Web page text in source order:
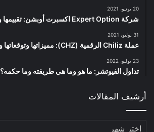
20 يونيو، 2021
شركة Expert Option اكسبرت أوبشن: تقييمها ومصداقيتها
31 يوليو، 2021
عملة Chiliz الرقمية (CHZ): مميزاتها وتوقعاتها ومستقبلها
23 يوليو، 2022
تداول الفيوتشر: ما هو وما هي طريقته وما حكمه؟
أرشيف المقالات
أرشيف